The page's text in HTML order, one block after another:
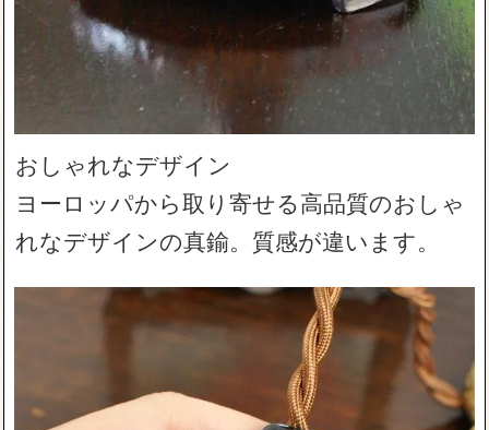
おしゃれなデザイン
ヨーロッパから取り寄せる高品質のおしゃ
れなデザインの真鍮。質感が違います。